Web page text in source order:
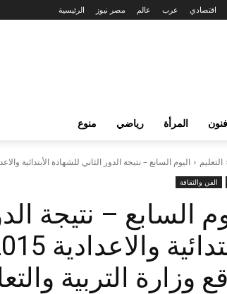
الرئيسية مصر نيوز عالم عرب اقتصادي
فنون المرأة رياضي منوع
التعليم اليوم السابع – نتيجة الدور الثاني للشهادة الأبتدائية والاعدادية 2015 –
الفن والثقافة
السابع – نتيجة
وزارة التربية